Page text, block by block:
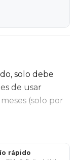
solo debe
de usar
(solo por
contáctanos
rápido